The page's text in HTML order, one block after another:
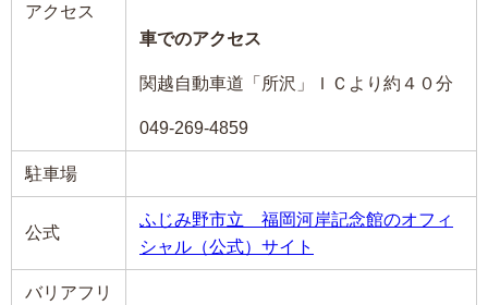
アクセス
車でのアクセス
関越自動車道「所沢」ＩＣより約４０分
049-269-4859
駐車場
公式
ふじみ野市立 福岡河岸記念館のオフィ
シャル（公式）サイト
バリアフリ